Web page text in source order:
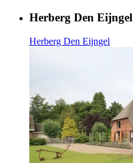
Herberg Den Eijngel
Herberg Den Eijngel